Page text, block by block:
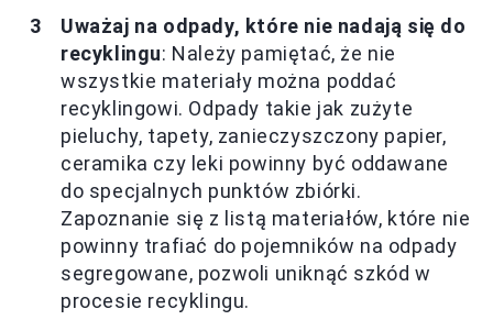
Uważaj na odpady, które nie nadają się do
recyklingu: Należy pamiętać, że nie
wszystkie materiały można poddać
recyklingowi. Odpady takie jak zużyte
pieluchy, tapety, zanieczyszczony papier,
ceramika czy leki powinny być oddawane
do specjalnych punktów zbiórki.
Zapoznanie się z listą materiałów, które nie
powinny trafiać do pojemników na odpady
segregowane, pozwoli uniknąć szkód w
procesie recyklingu.